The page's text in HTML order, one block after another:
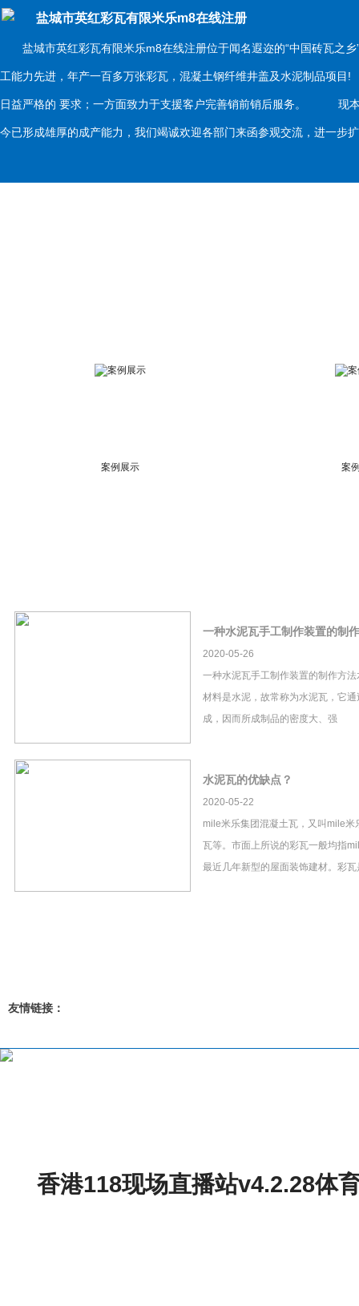
盐城市英红彩瓦有限米乐m8在线注册
盐城市英红彩瓦有限米乐m8在线注册位于闻名遐迩的“中国砖瓦之乡
工能力先进，年产一百多万张彩瓦，混凝土钢纤维井盖及水泥制品项
日益严格的 要求；一方面致力于支援客户完善销前销后服务。 现本
今已形成雄厚的成产能力，我们竭诚欢迎各部门来函参观交流，进一
案例展示 案
一种水泥瓦手工制作装置的制
2020-05-26
一种水泥瓦手工制作装置的制作方
材料是水泥，故常称为水泥瓦，它
成，因而所成制品的密度大、强
水泥瓦的优缺点？
2020-05-22
mile米乐集团混凝土瓦，又叫mile米
瓦等。市面上所说的彩瓦一般均指
最近几年新型的屋面装饰建材。彩
友情链接：
香港118现场直播站v4.2.28体